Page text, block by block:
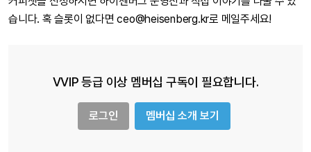
습니다. 혹 슬롯이 없다면 ceo@heisenberg.kr로 메일주세요!
VVIP 등급 이상 멤버십 구독이 필요합니다.
로그인 멤버십 소개 보기